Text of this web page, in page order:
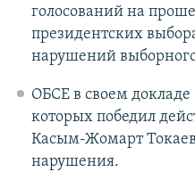
голосований на
президентских
нарушений выборного
ОБСЕ в своем
которых победил
Касым-Жомарт
нарушения.